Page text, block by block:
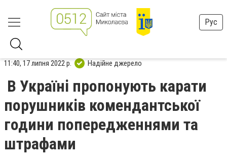
Рус
11:40, 17 липня 2022 р. Надійне джерело
В Україні пропонують карати
порушників комендантської
години попередженнями та
штрафами